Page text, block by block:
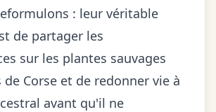
: leur véritable
de partager les
sur les plantes sauvages
Corse et de redonner vie à
avant qu'il ne